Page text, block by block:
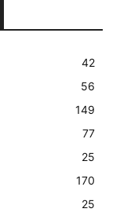
42
56
149
77
25
170
25